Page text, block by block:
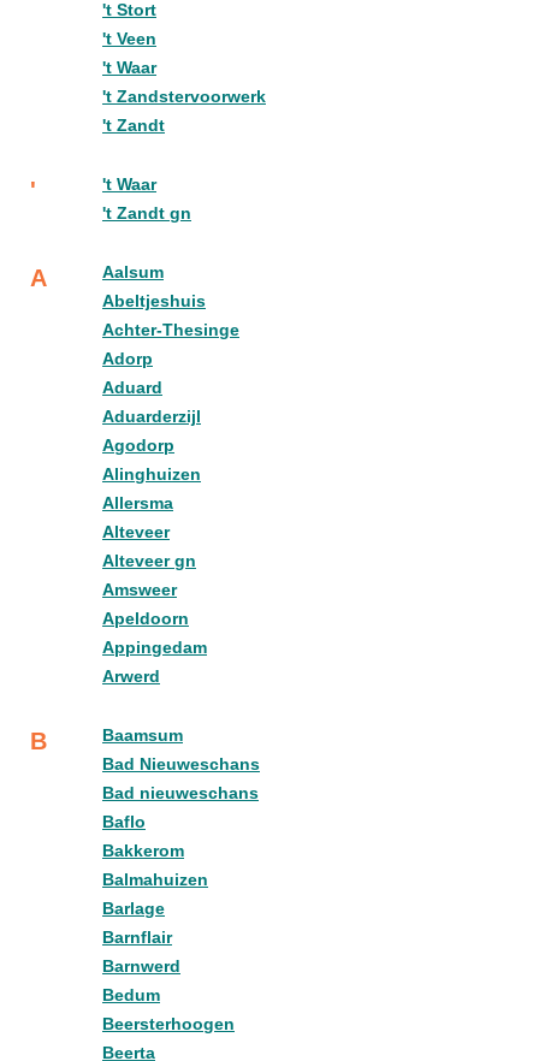
't Stort
't Veen
't Waar
't Zandstervoorwerk
't Zandt
'
't Waar
't Zandt gn
A
Aalsum
Abeltjeshuis
Achter-Thesinge
Adorp
Aduard
Aduarderzijl
Agodorp
Alinghuizen
Allersma
Alteveer
Alteveer gn
Amsweer
Apeldoorn
Appingedam
Arwerd
B
Baamsum
Bad Nieuweschans
Bad nieuweschans
Baflo
Bakkerom
Balmahuizen
Barlage
Barnflair
Barnwerd
Bedum
Beersterhoogen
Beerta